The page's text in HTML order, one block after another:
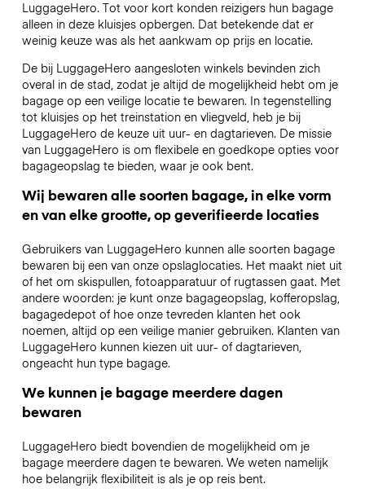
LuggageHero. Tot voor kort konden reizigers hun bagage
alleen in deze kluisjes opbergen. Dat betekende dat er
weinig keuze was als het aankwam op prijs en locatie.
De bij LuggageHero aangesloten winkels bevinden zich
overal in de stad, zodat je altijd de mogelijkheid hebt om je
bagage op een veilige locatie te bewaren. In tegenstelling
tot kluisjes op het treinstation en vliegveld, heb je bij
LuggageHero de keuze uit uur- en dagtarieven. De missie
van LuggageHero is om flexibele en goedkope opties voor
bagageopslag te bieden, waar je ook bent.
Wij bewaren alle soorten bagage, in elke vorm
en van elke grootte, op geverifieerde locaties
Gebruikers van LuggageHero kunnen alle soorten bagage
bewaren bij een van onze opslaglocaties. Het maakt niet uit
of het om skispullen, fotoapparatuur of rugtassen gaat. Met
andere woorden: je kunt onze bagageopslag, kofferopslag,
bagagedepot of hoe onze tevreden klanten het ook
noemen, altijd op een veilige manier gebruiken. Klanten van
LuggageHero kunnen kiezen uit uur- of dagtarieven,
ongeacht hun type bagage.
We kunnen je bagage meerdere dagen
bewaren
LuggageHero biedt bovendien de mogelijkheid om je
bagage meerdere dagen te bewaren. We weten namelijk
hoe belangrijk flexibiliteit is als je op reis bent.